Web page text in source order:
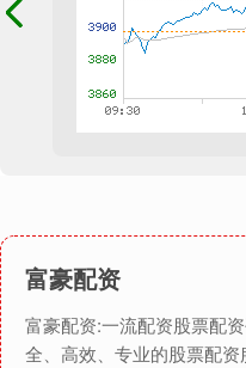
富豪配资
富豪配资:一流配资股票配
全、高效、专业的股票配资